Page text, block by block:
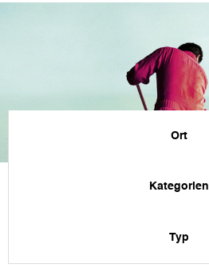
Ort
Kategorien
Typ